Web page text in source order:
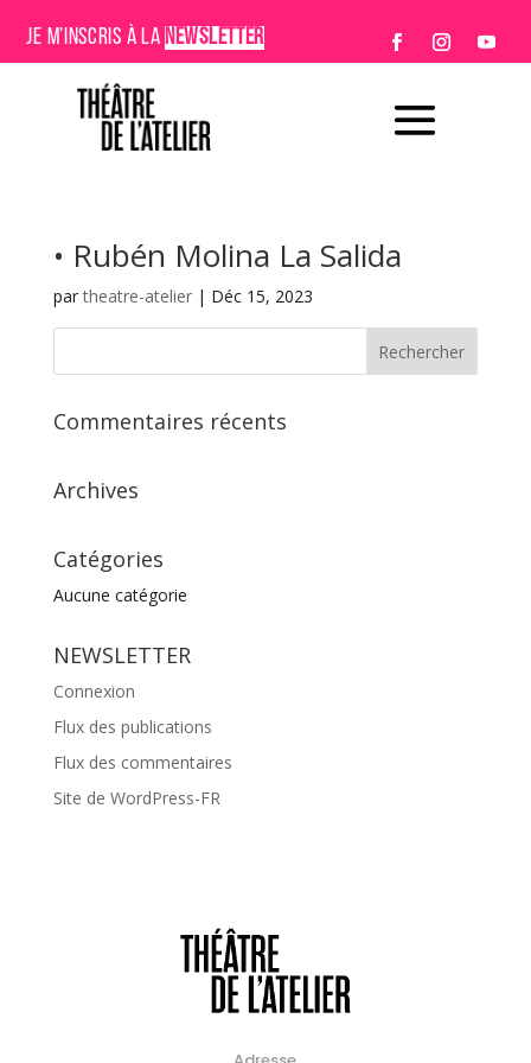
JE M’INSCRIS À LA NEWSLETTER
• Rubén Molina La Salida
partheatre-atelier| Déc 15, 2023
Commentaires récents
Archives
Catégories
Aucune catégorie
NEWSLETTER
Connexion
Flux des publications
Flux des commentaires
Site de WordPress-FR